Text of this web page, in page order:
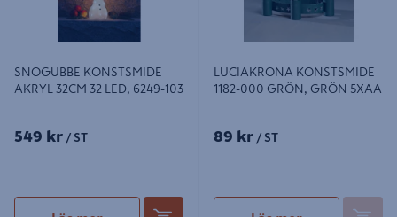
SNÖGUBBE KONSTSMIDE
AKRYL 32CM 32 LED, 6249-103
549 kr / ST
LUCIAKRONA KONSTSMIDE
1182-000 GRÖN, GRÖN 5XAA
89 kr / ST